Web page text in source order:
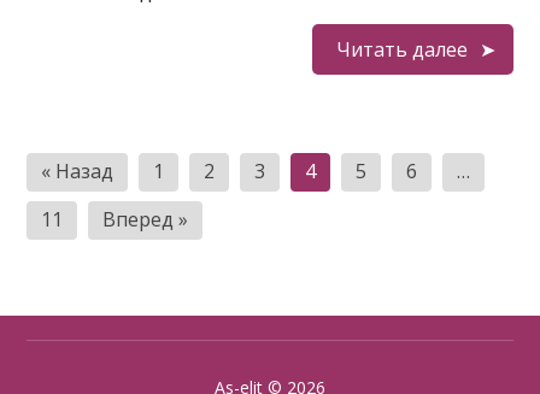
Читать далее
Пагинация
записей
« Назад 1 2 3 4 5 6
…
11
Вперед »
As-elit © 2026